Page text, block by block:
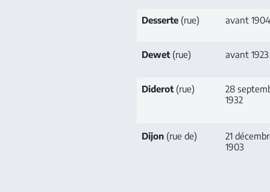
Desserte (rue) avant
Dewet (rue) avant 1923
Diderot (rue)
28
1932
Dijon (rue de)
21
1903